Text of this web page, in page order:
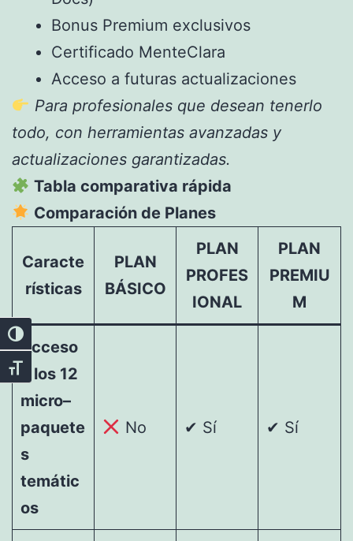
Alternar alto contraste
Alternar tamaño de letra
Bonus Premium exclusivos
Certificado MenteClara
Acceso a futuras actualizaciones
Para profesionales que desean tenerlo
todo, con herramientas avanzadas y
actualizaciones garantizadas.
Tabla comparativa rápida
Comparación de Planes
Caracte
rísticas
PLAN
BÁSICO
PLAN
PROFES
IONAL
PLAN
PREMIU
M
Acceso
a los 12
micro–
paquete
s
temátic
os
No ✔ Sí ✔ Sí